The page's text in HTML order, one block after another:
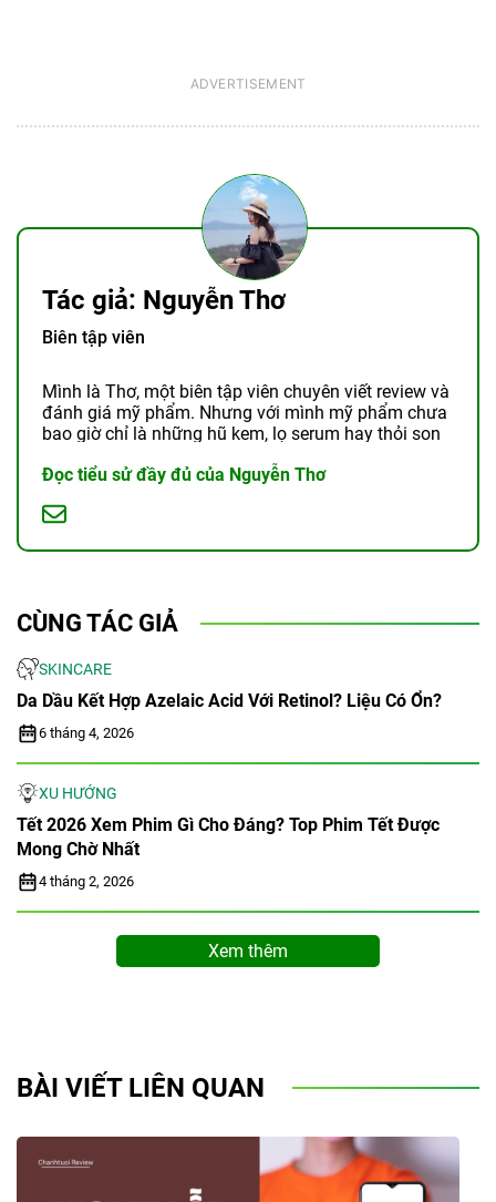
Tác giả: Nguyễn Thơ
Biên tập viên
Mình là Thơ, một biên tập viên chuyên viết review và
đánh giá mỹ phẩm. Nhưng với mình mỹ phẩm chưa
bao giờ chỉ là những hũ kem, lọ serum hay thỏi son
Đọc tiểu sử đầy đủ của Nguyễn Thơ
CÙNG TÁC GIẢ
SKINCARE
Da Dầu Kết Hợp Azelaic Acid Với Retinol? Liệu Có Ổn?
6 tháng 4, 2026
XU HƯỚNG
Tết 2026 Xem Phim Gì Cho Đáng? Top Phim Tết Được
Mong Chờ Nhất
4 tháng 2, 2026
Xem thêm
BÀI VIẾT LIÊN QUAN